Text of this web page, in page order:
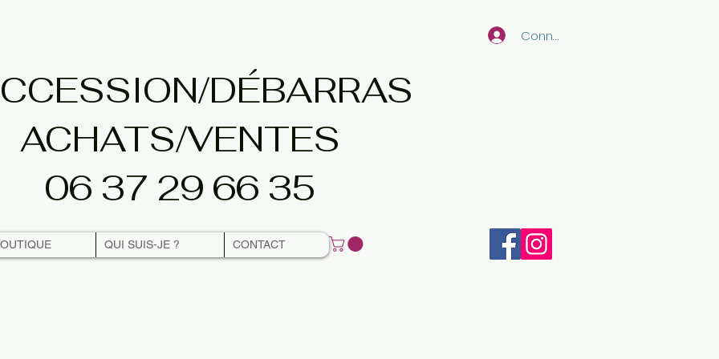
Connexion
DÉBARRAS
ACHATS/VENTES
06 37 29 66 35
QUI SUIS-JE ? CONTACT